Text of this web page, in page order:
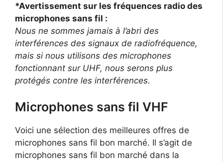
*Avertissement sur les fréquences radio des
microphones sans fil :
Nous ne sommes jamais à l’abri des
interférences des signaux de radiofréquence,
mais si nous utilisons des microphones
fonctionnant sur UHF, nous serons plus
protégés contre les interférences.
Microphones sans fil VHF
Voici une sélection des meilleures offres de
microphones sans fil bon marché. Il s’agit de
microphones sans fil bon marché dans la